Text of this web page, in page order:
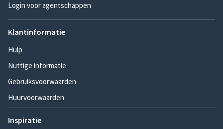
Login voor agentschappen
Klantinformatie
Hulp
Nuttige informatie
Gebruiksvoorwaarden
Huurvoorwaarden
Inspiratie